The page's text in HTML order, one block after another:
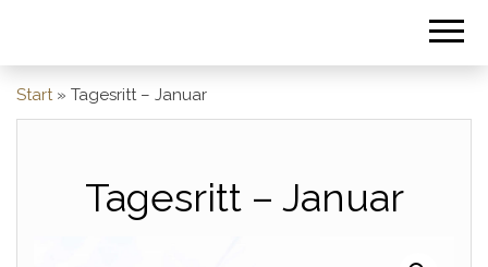
Start» Tagesritt – Januar
Tagesritt – Januar